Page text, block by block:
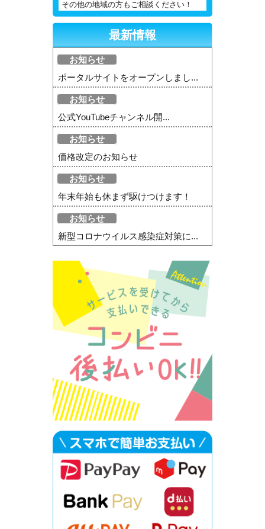
その他の地域の方もご相談ください！
最新情報
お知らせ
ポータルサイトをオープンしまし...
お知らせ
公式YouTubeチャンネル開...
お知らせ
価格改定のお知らせ
お知らせ
年末年始も休まず駆けつけます！
お知らせ
新型コロナウイルス感染症対策に...